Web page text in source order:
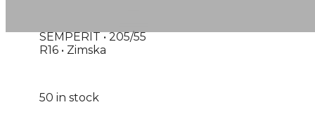
SEMPERIT • 205/55
R16 • Zimska
50 in stock